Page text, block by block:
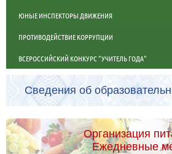
ЮНЫЕ ИНСПЕКТОРЫ ДВИЖЕНИЯ
ПРОТИВОДЕЙСТВИЕ КОРРУПЦИИ
ВСЕРОССИЙСКИЙ КОНКУРС "УЧИТЕЛЬ ГОДА"
Сведения об
Организация
Ежедневные